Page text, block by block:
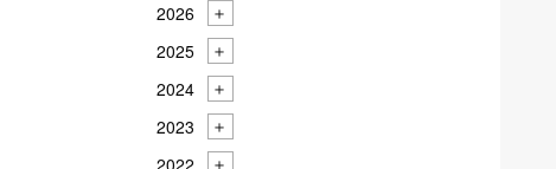
2026
2025
2024
2023
2022